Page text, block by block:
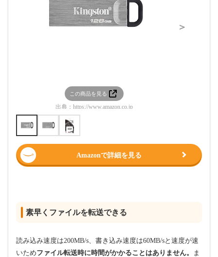
この商品を見る
出典： https://www.amazon.co.jp
＞
Amazonで詳細を見る
素早くファイルを転送できる
読み込み速度は200MB/s、書き込み速度は60MB/sと速度が速
いためファイル転送時に時間がかかることはありません。
ま